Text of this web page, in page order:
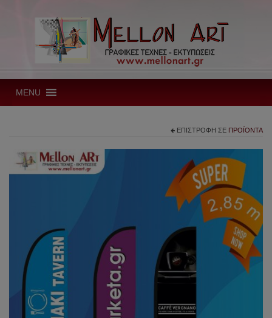
MENU
ΕΠΙΣΤΡΟΦΉ ΣΕ ΠΡΟΪΌΝΤΑ